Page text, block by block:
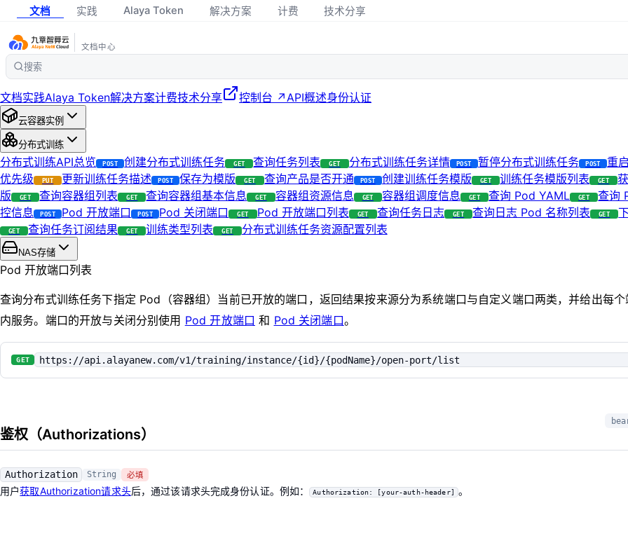
文档 实践 Alaya Token 解决方案 计费 技术分享
文档中心
搜索
文档实践Alaya Token解决方案计费技术分享 控制台 ↗ API概述身份认证
云容器实例
分布式训练
分布式训练API总览 POST 创建分布式训练任务 GET 查询任务列表 GET 分布式训练任务详情 POST 暂停分布式训练任务 POST 重
优先级
PUT 更新训练任务描述 POST 保存为模版 GET 查询产品是否开通 POST 创建训练任务模版 GET 训练任务模版列表 GET
版
GET 查询容器组列表 GET 查询容器组基本信息 GET 容器组资源信息 GET 容器组调度信息 GET 查询 Pod YAML GET 查询
控信息
POST Pod 开放端口 POST Pod 关闭端口 GET Pod 开放端口列表 GET 查询任务日志 GET 查询日志 Pod 名称列表 GET
GET 查询任务订阅结果 GET 训练类型列表 GET 分布式训练任务资源配置列表
NAS存储
Pod 开放端口列表
查询分布式训练任务下指定 Pod（容器组）当前已开放的端口，返回结果按来源分为系统端口与自定义端口两类，并给出每
内服务。端口的开放与关闭分别使用 Pod 开放端口 和 Pod 关闭端口。
GET https://api.alayanew.com/v1/training/instance/{id}/{podName}/open-port/list
鉴权（Authorizations）
Authorization String 必填
用户获取Authorization请求头后，通过该请求头完成身份认证。例如： Authorization: [your-auth-header] 。